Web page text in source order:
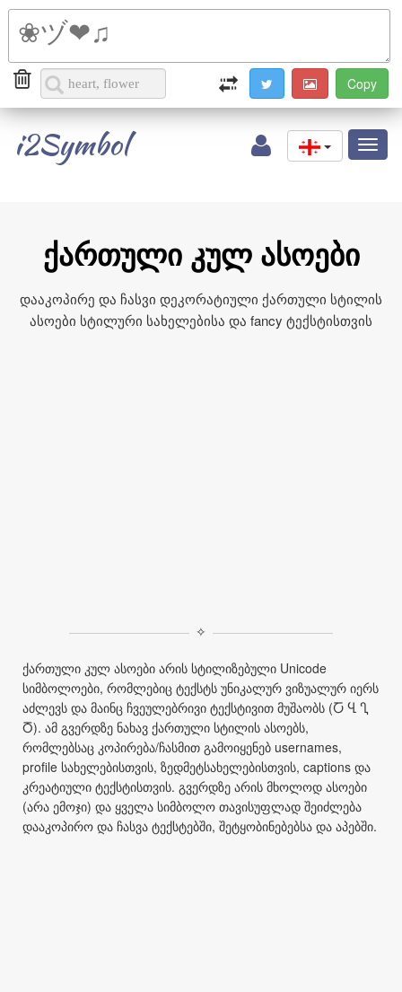
i2Symbol
ქართული კულ ასოები
დააკოპირე და ჩასვი დეკორატიული ქართული სტილის
ასოები სტილური სახელებისა და fancy ტექსტისთვის
✧
ქართული კულ ასოები არის სტილიზებული Unicode
სიმბოლოები, რომლებიც ტექსტს უნიკალურ ვიზუალურ იერს
აძლევს და მაინც ჩვეულებრივი ტექსტივით მუშაობს (Ⴀ Ⴁ Ⴂ
Ⴃ). ამ გვერდზე ნახავ ქართული სტილის ასოებს,
რომლებსაც კოპირება/ჩასმით გამოიყენებ usernames,
profile სახელებისთვის, ზედმეტსახელებისთვის, captions და
კრეატიული ტექსტისთვის. გვერდზე არის მხოლოდ ასოები
(არა ემოჯი) და ყველა სიმბოლო თავისუფლად შეიძლება
დააკოპირო და ჩასვა ტექსტებში, შეტყობინებებსა და აპებში.